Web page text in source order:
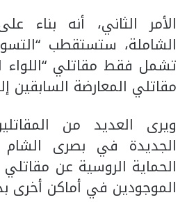
الأمر الثاني، أنه بناء
الشاملة، ستستقطب
تشمل فقط مقاتلي “اللواء
مقاتلي المعارضة السابقين
ويرى العديد من
الجديدة في بصرى
الحماية الروسية عن مقاتلي
الموجودين في أماكن أخرى